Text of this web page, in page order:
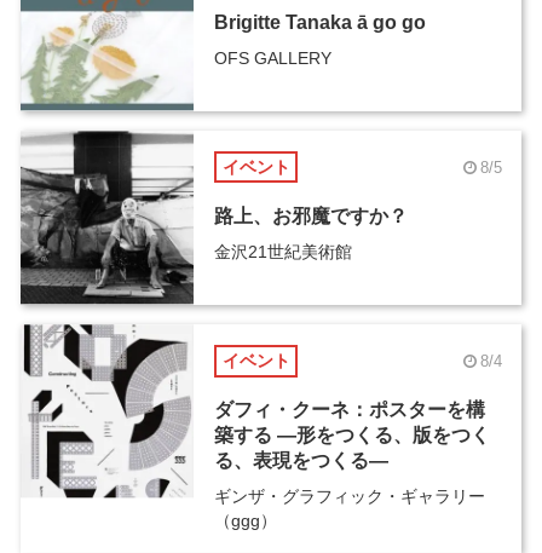
Brigitte Tanaka ā go go
OFS GALLERY
イベント 8/5
路上、お邪魔ですか？
金沢21世紀美術館
イベント 8/4
ダフィ・クーネ：ポスターを構
築する ―形をつくる、版をつく
る、表現をつくる―
ギンザ・グラフィック・ギャラリー
（ggg）